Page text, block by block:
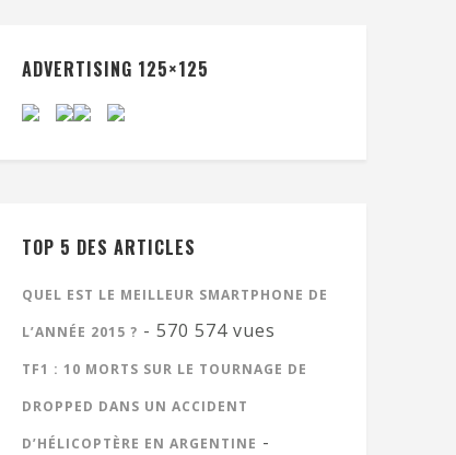
ADVERTISING 125×125
TOP 5 DES ARTICLES
QUEL EST LE MEILLEUR SMARTPHONE DE
L’ANNÉE 2015 ? - 570 574 vues
TF1 : 10 MORTS SUR LE TOURNAGE DE
DROPPED DANS UN ACCIDENT
D’HÉLICOPTÈRE EN ARGENTINE -